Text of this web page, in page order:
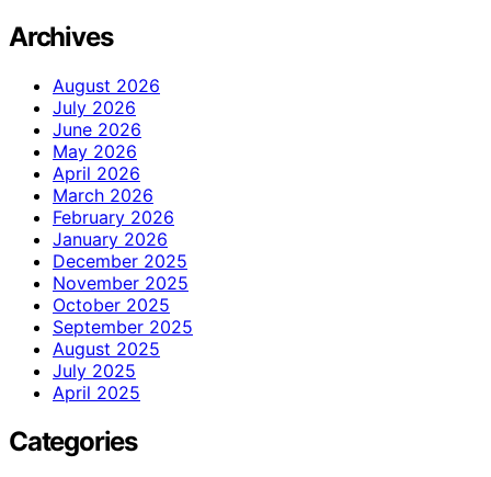
Archives
August 2026
July 2026
June 2026
May 2026
April 2026
March 2026
February 2026
January 2026
December 2025
November 2025
October 2025
September 2025
August 2025
July 2025
April 2025
Categories